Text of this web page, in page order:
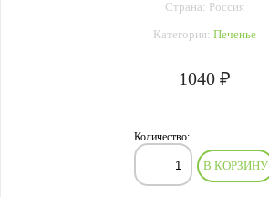
Страна: Россия
Категория: Печенье
1040 ₽
Количество:
В КОРЗИНУ